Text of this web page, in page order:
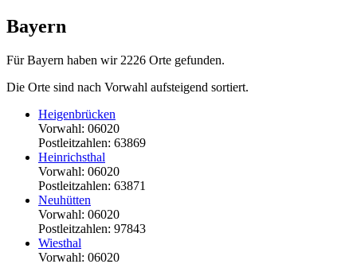
Bayern
Für Bayern haben wir 2226 Orte gefunden.
Die Orte sind nach Vorwahl aufsteigend sortiert.
Heigenbrücken
Vorwahl: 06020
Postleitzahlen: 63869
Heinrichsthal
Vorwahl: 06020
Postleitzahlen: 63871
Neuhütten
Vorwahl: 06020
Postleitzahlen: 97843
Wiesthal
Vorwahl: 06020